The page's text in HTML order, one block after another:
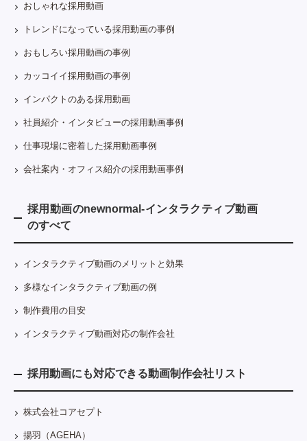
おしゃれな採用動画
トレンドになっている採用動画の事例
おもしろい採用動画の事例
カッコイイ採用動画の事例
インパクトのある採用動画
社員紹介・インタビューの採用動画事例
仕事現場に密着した採用動画事例
会社案内・オフィス紹介の採用動画事例
採用動画のnewnormal-インタラクティブ動画
のすべて
インタラクティブ動画のメリットと効果
多様なインタラクティブ動画の例
制作費用の目安
インタラクティブ動画対応の制作会社
採用動画にも対応できる動画制作会社リスト
株式会社コアセプト
揚羽（AGEHA）